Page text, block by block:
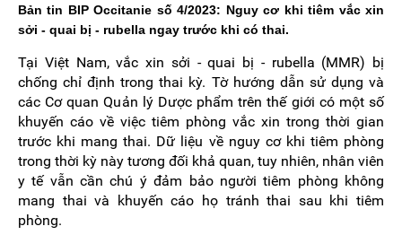
Bản tin BIP Occitanie số 4/2023: Nguy cơ khi tiêm vắc xin
sởi - quai bị - rubella ngay trước khi có thai.
Tại Việt Nam, vắc xin sởi - quai bị - rubella (MMR) bị
chống chỉ định trong thai kỳ. Tờ hướng dẫn sử dụng và
các Cơ quan Quản lý Dược phẩm trên thế giới có một số
khuyến cáo về việc tiêm phòng vắc xin trong thời gian
trước khi mang thai. Dữ liệu về nguy cơ khi tiêm phòng
trong thời kỳ này tương đối khả quan, tuy nhiên, nhân viên
y tế vẫn cần chú ý đảm bảo người tiêm phòng không
mang thai và khuyến cáo họ tránh thai sau khi tiêm
phòng.